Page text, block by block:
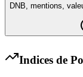
DNB, mentions,
Indices de